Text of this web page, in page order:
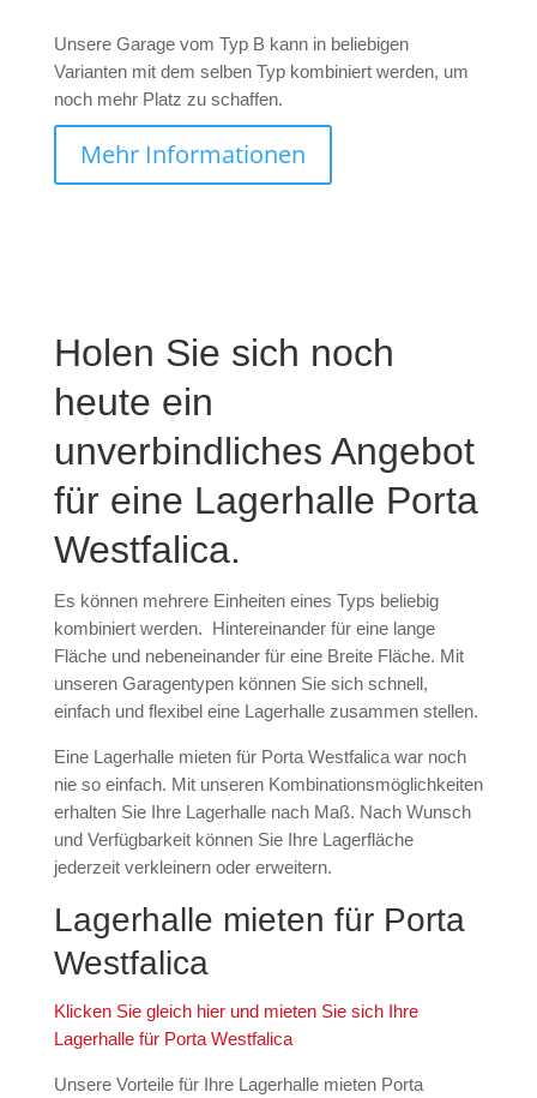
Unsere Garage vom Typ B kann in beliebigen
Varianten mit dem selben Typ kombiniert werden, um
noch mehr Platz zu schaffen.
Mehr Informationen
Holen Sie sich noch
heute ein
unverbindliches Angebot
für eine Lagerhalle Porta
Westfalica.
Es können mehrere Einheiten eines Typs beliebig
kombiniert werden. Hintereinander für eine lange
Fläche und nebeneinander für eine Breite Fläche. Mit
unseren Garagentypen können Sie sich schnell,
einfach und flexibel eine Lagerhalle zusammen stellen.
Eine Lagerhalle mieten für Porta Westfalica war noch
nie so einfach. Mit unseren Kombinationsmöglichkeiten
erhalten Sie Ihre Lagerhalle nach Maß. Nach Wunsch
und Verfügbarkeit können Sie Ihre Lagerfläche
jederzeit verkleinern oder erweitern.
Lagerhalle mieten für Porta
Westfalica
Klicken Sie gleich hier und mieten Sie sich Ihre
Lagerhalle für Porta Westfalica
Unsere Vorteile für Ihre Lagerhalle mieten Porta